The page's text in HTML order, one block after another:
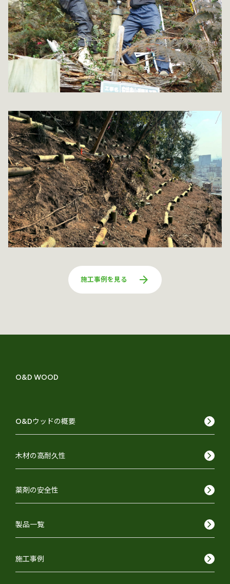
施工事例を見る arrow_forward
O&D WOOD
O&Dウッドの概要 keyboard_arrow_right
木材の高耐久性 keyboard_arrow_right
薬剤の安全性 keyboard_arrow_right
製品一覧 keyboard_arrow_right
施工事例 keyboard_arrow_right